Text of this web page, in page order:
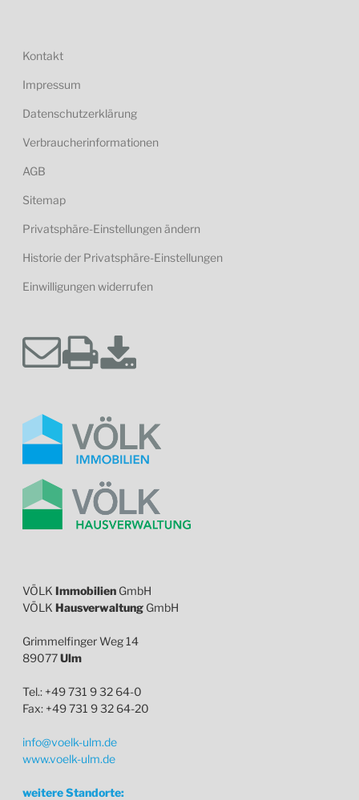
Kontakt
Impressum
Datenschutzerklärung
Verbraucherinformationen
AGB
Sitemap
Privatsphäre-Einstellungen ändern
Historie der Privatsphäre-Einstellungen
Einwilligungen widerrufen
VÖLK Immobilien GmbH
VÖLK Hausverwaltung GmbH
Grimmelfinger Weg 14
89077Ulm
Tel.: +49 731 9 32 64-0
Fax: +49 731 9 32 64-20
info@voelk-ulm.de
www.voelk-ulm.de
weitere Standorte: